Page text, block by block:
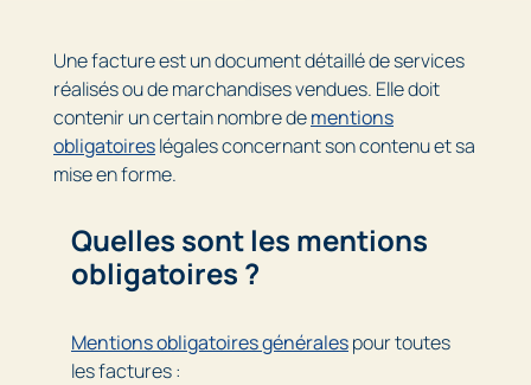
Une facture est un document détaillé de services
réalisés ou de marchandises vendues. Elle doit
contenir un certain nombre dementions
obligatoireslégales concernant son contenu et sa
mise en forme.
Quelles sont les mentions
obligatoires ?
Mentions obligatoires généralespour toutes
les factures :